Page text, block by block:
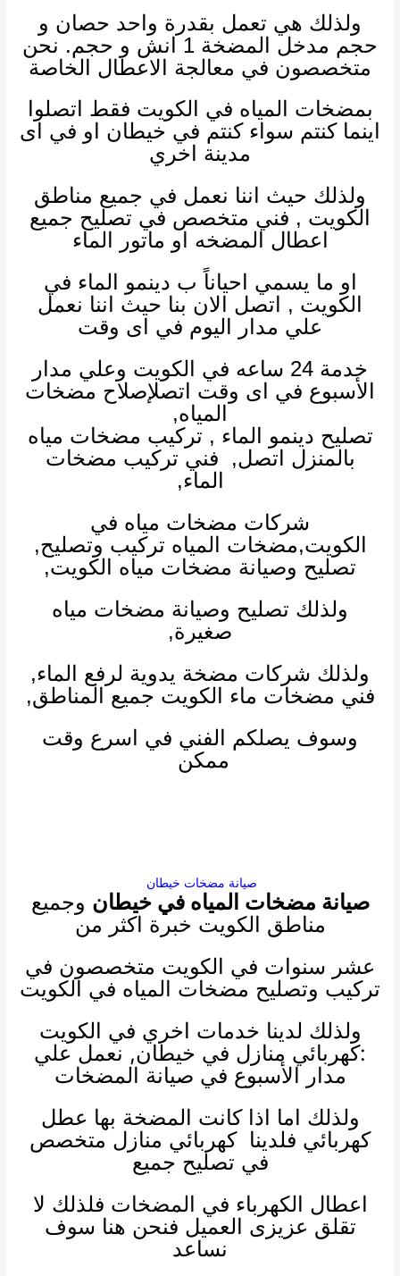
ولذلك هي تعمل بقدرة واحد حصان و
حجم مدخل المضخة 1 انش و حجم. نحن
متخصصون في معالجة الاعطال الخاصة
بمضخات المياه في الكويت فقط اتصلوا
اينما كنتم سواء كنتم في خيطان او في اى
مدينة اخري
ولذلك حيث اننا نعمل في جميع مناطق
الكويت , فني متخصص في تصليح جميع
اعطال المضخه او ماتور الماء
او ما يسمي احياناً ب دينمو الماء في
الكويت , اتصل الان بنا حيث اننا نعمل
علي مدار اليوم في اى وقت
خدمة 24 ساعه في الكويت وعلي مدار
الأسبوع في اى وقت اتصلإصلاح مضخات
المياه,
تصليح دينمو الماء , تركيب مضخات مياه
بالمنزل اتصل,
فني تركيب مضخات
الماء,
شركات مضخات مياه في
الكويت,مضخات المياه تركيب وتصليح,
تصليح وصيانة مضخات مياه الكويت,
ولذلك تصليح وصيانة مضخات مياه
صغيرة,
ولذلك شركات مضخة يدوية لرفع الماء,
فني مضخات ماء الكويت جميع المناطق,
وسوف يصلكم الفني في اسرع وقت
ممكن
صيانة مضخات خيطان
صيانة مضخات المياه في خيطان وجميع
مناطق الكويت خبرة اكثر من
عشر سنوات في الكويت متخصصون في
تركيب وتصليح مضخات المياه في الكويت
ولذلك لدينا خدمات اخري في الكويت
:كهربائي منازل في خيطان, نعمل علي
مدار الأسبوع في صيانة المضخات
ولذلك اما اذا كانت المضخة بها عطل
كهربائي فلديناكهربائي منازل متخصص
في تصليح جميع
اعطال الكهرباء في المضخات فلذلك لا
تقلق عزيزى العميل فنحن هنا سوف
نساعد